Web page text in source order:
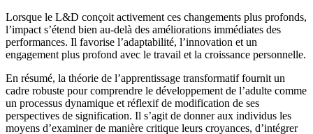
Lorsque le L&D conçoit activement ces changements plus profonds,
l’impact s’étend bien au-delà des améliorations immédiates des
performances. Il favorise l’adaptabilité, l’innovation et un
engagement plus profond avec le travail et la croissance personnelle.
En résumé, la théorie de l’apprentissage transformatif fournit un
cadre robuste pour comprendre le développement de l’adulte comme
un processus dynamique et réflexif de modification de ses
perspectives de signification. Il s’agit de donner aux individus les
moyens d’examiner de manière critique leurs croyances, d’intégrer